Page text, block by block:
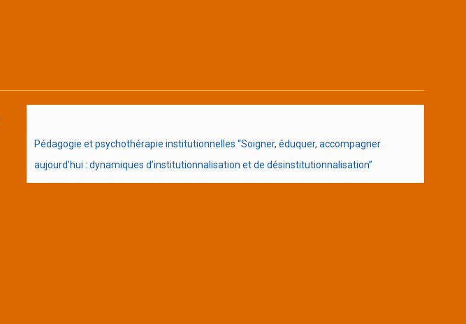
Pédagogie et psychothérapie institutionnelles “Soigner, éduquer, accompagner
aujourd’hui : dynamiques d’institutionnalisation et de désinstitutionnalisation”